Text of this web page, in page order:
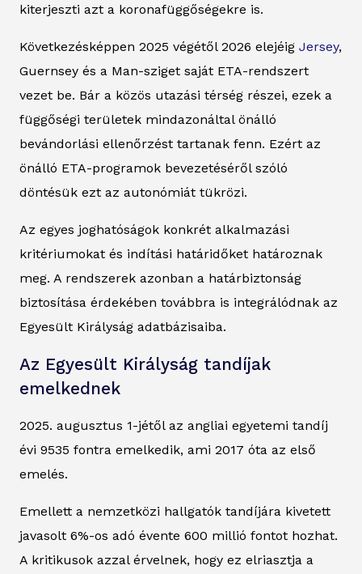
kiterjeszti azt a koronafüggőségekre is.
Következésképpen 2025 végétől 2026 elejéig Jersey,
Guernsey és a Man-sziget saját ETA-rendszert
vezet be. Bár a közös utazási térség részei, ezek a
függőségi területek mindazonáltal önálló
bevándorlási ellenőrzést tartanak fenn. Ezért az
önálló ETA-programok bevezetéséről szóló
döntésük ezt az autonómiát tükrözi.
Az egyes joghatóságok konkrét alkalmazási
kritériumokat és indítási határidőket határoznak
meg. A rendszerek azonban a határbiztonság
biztosítása érdekében továbbra is integrálódnak az
Egyesült Királyság adatbázisaiba.
Az Egyesült Királyság tandíjak
emelkednek
2025. augusztus 1-jétől az angliai egyetemi tandíj
évi 9535 fontra emelkedik, ami 2017 óta az első
emelés.
Emellett a nemzetközi hallgatók tandíjára kivetett
javasolt 6%-os adó évente 600 millió fontot hozhat.
A kritikusok azzal érvelnek, hogy ez elriasztja a